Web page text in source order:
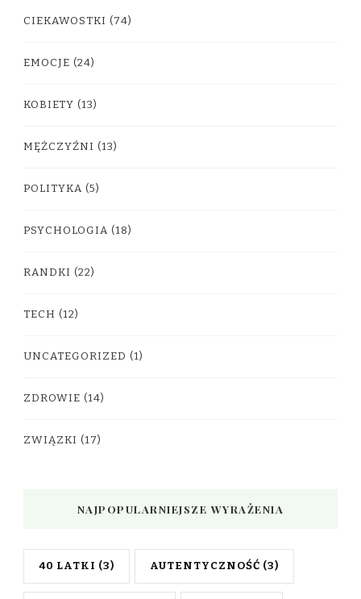
CIEKAWOSTKI (74)
EMOCJE (24)
KOBIETY (13)
MĘŻCZYŹNI (13)
POLITYKA (5)
PSYCHOLOGIA (18)
RANDKI (22)
TECH (12)
UNCATEGORIZED (1)
ZDROWIE (14)
ZWIĄZKI (17)
NAJPOPULARNIEJSZE WYRAŻENIA
40 LATKI (3) AUTENTYCZNOŚĆ (3)